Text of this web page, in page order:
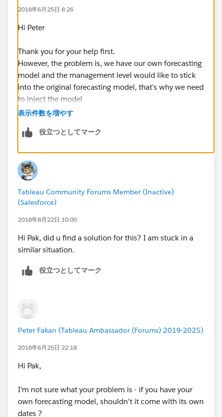
2018年6月25日 8:26
Hi Peter
Thank you for your help first.
However, the problem is, we have our own forecasting
model and the management level would like to stick
into the original forecasting model, that's why we need
to inject the model
Pak Hang
表示件数を増やす
役立つとしてマーク
Tableau Community Forums Member (Inactive)
(Salesforce)
2018年8月22日 10:00
Hi Pak, did u find a solution for this? I am stuck in a
similar situation.
役立つとしてマーク
Peter Fakan (Tableau Ambassador (Forums) 2019-2025)
2018年6月25日 22:18
Hi Pak,
I'm not sure what your problem is - if you have your
own forecasting model, shouldn't it come with its own
dates ?